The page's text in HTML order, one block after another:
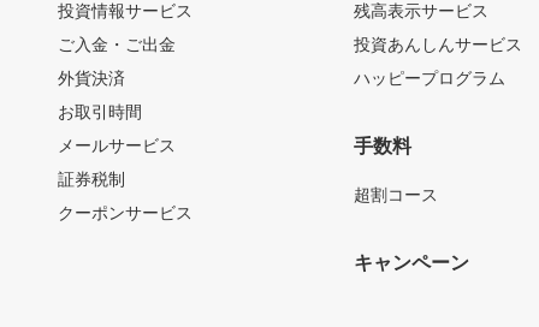
投資情報サービス
ご入金・ご出金
外貨決済
お取引時間
メールサービス
証券税制
クーポンサービス
残高表示サービス
投資あんしんサービス
ハッピープログラム
手数料
超割コース
キャンペーン